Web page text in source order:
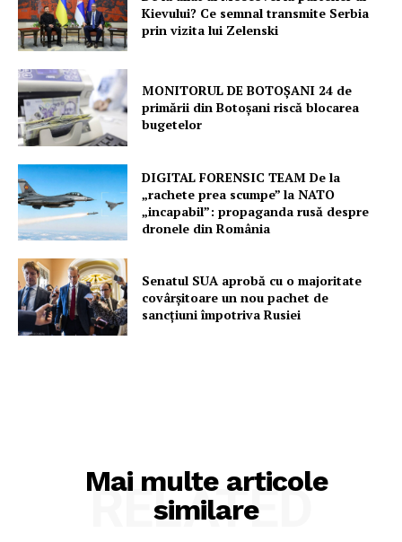
Kievului? Ce semnal transmite Serbia
prin vizita lui Zelenski
MONITORUL DE BOTOȘANI 24 de
primării din Botoșani riscă blocarea
bugetelor
DIGITAL FORENSIC TEAM De la
„rachete prea scumpe” la NATO
„incapabil”: propaganda rusă despre
dronele din România
Senatul SUA aprobă cu o majoritate
covârșitoare un nou pachet de
sancțiuni împotriva Rusiei
Mai multe articole
similare
RELATED